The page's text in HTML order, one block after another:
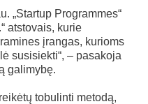
„Startup Programmes“
atstovais, kurie
įrangas, kurioms
susisiekti“, – pasakoja
galimybę.
tobulinti metodą,